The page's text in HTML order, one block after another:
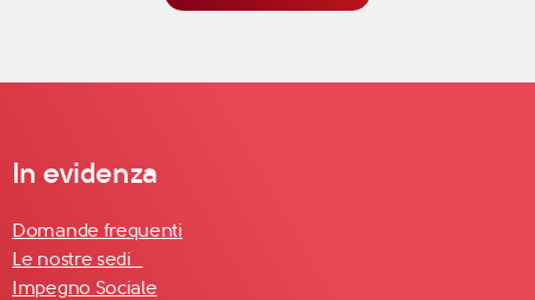
In evidenza
Domande frequenti
Le nostre sedi
Impegno Sociale